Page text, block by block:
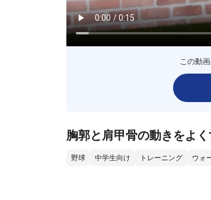
この動
胸郭と肩甲骨の動きをよ
野球 中学生向け トレーニング ウォ